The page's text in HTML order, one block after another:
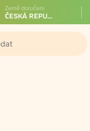
Země doručení
ČESKÁ REPUBLIKA